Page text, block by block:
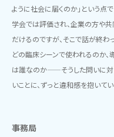
ように社会に届くのか」という点で
学会では評価され、企業の方や共
だけるのですが、そこで話が終わ
どの臨床シーンで使われるのか、
は誰なのか——そうした問いに対
いことに、ずっと違和感を抱いてい
事務局